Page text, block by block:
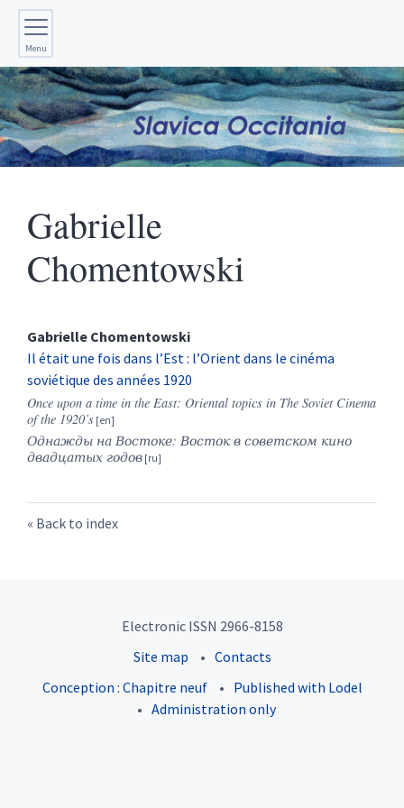
Menu
Gabrielle
Chomentowski
Gabrielle Chomentowski
Il était une fois dans l’Est : l’Orient dans le cinéma
soviétique des années 1920
Once upon a time in the East: Oriental topics in The Soviet Cinema
of the 1920’s
Однажды на Востоке: Восток в советском кино
двадцатых годов
Back to index
Electronic ISSN 2966-8158
Site map
Contacts
Conception : Chapitre neuf
Published with Lodel
Administration only